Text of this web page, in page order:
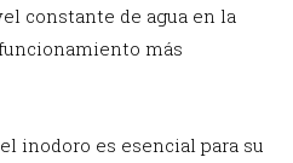
constante de agua en la
más
inodoro es esencial para su